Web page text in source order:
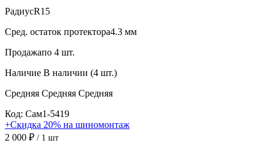
РадиусR15
Сред. остаток протектора4.3 мм
Продажапо 4 шт.
Наличие В наличии (4 шт.)
Средняя Средняя Средняя
Код: Сам1-5419
+Скидка 20% на шиномонтаж
2 000 ₽ / 1 шт